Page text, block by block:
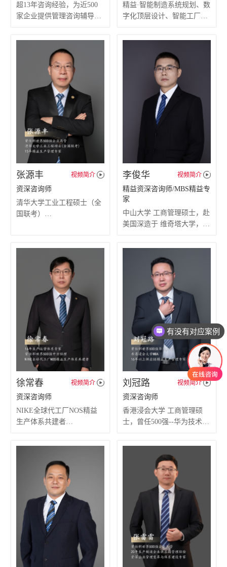
超13年咨询经验，为近500
家企业提供管理咨询辅导；
规范企业管理、导入精益生
产提升企业效率；对提高企
业准时交货率，改善企业运
营流程有独到的经验。
精益·智能制造系统规划、数
字化顶层设计、智能工厂规
以丰富的实战经验，
剖析企业本质，以其独特的
系统解决方案；获得众多企
业的高度认可。
张源丰
资深咨询师
视频简介
清华大学工业工程硕士（全
国联考）
专注企业降本增效：精益运
营管理改善(交付、品质、效
率、成本等)
熟练应用 VSM、SMED、
OEE、ECRS、单件流 等分
析及改善工具
李俊华
精益资深咨询师/MBS精益专
家
视频简介
中山大学 工商管理硕士，赴
美国深造于 维奇塔大学，系
超10年以上管理咨询经验
精通MBS美的精益运营系
统，TPS丰田精益生产，
VSM价值流图、LD工厂规
划，TWI班组管理、 5S及目
视化管理、TQM品质管理，
IT+OT+IE数字化智能制造
徐常春
资深咨询师
视频简介
NIKE全球代工厂NOS精益
生产体系共建者
理咨询经验）
理、 价值流管理、MES系统
管理等）
经营管理（非标离散型企业
流程管理，成本管理、项目
管理）
刘冠路
资深咨询师
视频简介
香港浸会大学 工商管理硕
士，曾任500强--华为技术有
擅长专业：（超10年以上管
理咨询经验）
经营管理（供应链管理、计
划采购管理、ERP仓储物
流、人力资源等）
制造管理（精益生产、品质
管理、 5S管理）
有没有对应案例